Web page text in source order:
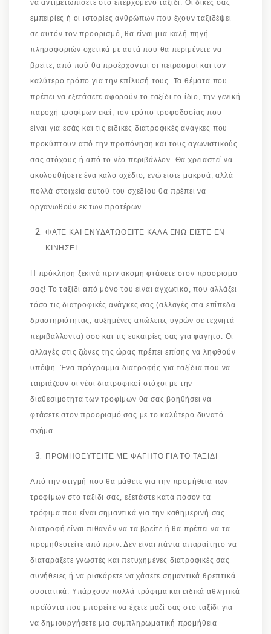
να αντιμετωπίσετε στο επερχόμενο ταξίδι. Οι δικές σας
εμπειρίες ή οι ιστορίες ανθρώπων που έχουν ταξιδέψει
σε αυτόν τον προορισμό, θα είναι μια καλή πηγή
πληροφοριών σχετικά με αυτά που θα περιμένετε να
βρείτε, από πού θα προέρχονται οι πειρασμοί και τον
καλύτερο τρόπο για την επίλυσή τους. Τα θέματα που
πρέπει να εξετάσετε αφορούν το ταξίδι το ίδιο, την γενική
παροχή τροφίμων εκεί, τον τρόπο τροφοδοσίας που
είναι για εσάς και τις ειδικές διατροφικές ανάγκες που
προκύπτουν από την προπόνηση και τους αγωνιστικούς
σας στόχους ή από το νέο περιβάλλον. Θα χρειαστεί να
ακολουθήσετε ένα καλό σχέδιο, ενώ είστε μακρυά, αλλά
πολλά στοιχεία αυτού του σχεδίου θα πρέπει να
οργανωθούν εκ των προτέρων.
ΦΑΤΕ ΚΑΙ ΕΝΥΔΑΤΩΘΕΙΤΕ ΚΑΛΑ ΕΝΩ ΕΙΣΤΕ ΕΝ
ΚΙΝΗΣΕΙ
Η πρόκληση ξεκινά πριν ακόμη φτάσετε στον προορισμό
σας! Το ταξίδι από μόνο του είναι αγχωτικό, που αλλάζει
τόσο τις διατροφικές ανάγκες σας (αλλαγές στα επίπεδα
δραστηριότητας, αυξημένες απώλειες υγρών σε τεχνητά
περιβάλλοντα) όσο και τις ευκαιρίες σας για φαγητό. Οι
αλλαγές στις ζώνες της ώρας πρέπει επίσης να ληφθούν
υπόψη. Ένα πρόγραμμα διατροφής για ταξίδια που να
ταιριάζουν οι νέοι διατροφικοί στόχοι με την
διαθεσιμότητα των τροφίμων θα σας βοηθήσει να
φτάσετε στον προορισμό σας με το καλύτερο δυνατό
σχήμα.
ΠΡΟΜΗΘΕΥΤΕΙΤΕ ΜΕ ΦΑΓΗΤΟ ΓΙΑ ΤΟ ΤΑΞΙΔΙ
Από την στιγμή που θα μάθετε για την προμήθεια των
τροφίμων στο ταξίδι σας, εξετάστε κατά πόσον τα
τρόφιμα που είναι σημαντικά για την καθημερινή σας
διατροφή είναι πιθανόν να τα βρείτε ή θα πρέπει να τα
προμηθευτείτε από πριν. Δεν είναι πάντα απαραίτητο να
διαταράξετε γνωστές και πετυχημένες διατροφικές σας
συνήθειες ή να ρισκάρετε να χάσετε σημαντικά θρεπτικά
συστατικά. Υπάρχουν πολλά τρόφιμα και ειδικά αθλητικά
προϊόντα που μπορείτε να έχετε μαζί σας στο ταξίδι για
να δημιουργήσετε μια συμπληρωματική προμήθεια